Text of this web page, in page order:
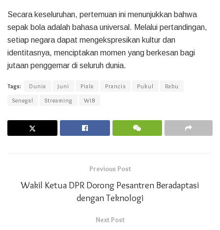
Secara keseluruhan, pertemuan ini menunjukkan bahwa
sepak bola adalah bahasa universal. Melalui pertandingan,
setiap negara dapat mengekspresikan kultur dan
identitasnya, menciptakan momen yang berkesan bagi
jutaan penggemar di seluruh dunia.
Tags: Dunia Juni Piala Prancis Pukul
Rabu
Senegal
Streaming WIB
Previous Post
Wakil Ketua DPR Dorong Pesantren Beradaptasi
dengan Teknologi
Next Post